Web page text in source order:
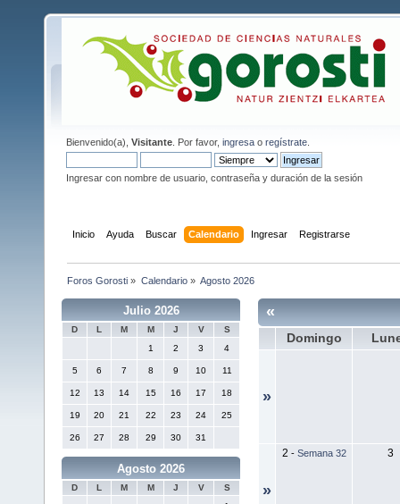
Bienvenido(a), Visitante . Por favor, ingresa o regístrate
Ingresar con nombre de usuario, contraseña y duración de la sesión
Inicio Ayuda Buscar Calendario Ingresar Registrarse
Foros Gorosti » Calendario» Agosto 2026
Julio 2026
D L M M J V
S
1
2 3 4
5 6 7 8 9 10 11
12 13 14 15 16 17 18
19 20 21 22 23 24 25
26 27 28 29 30 31
Agosto 2026
D L M M J V
S
«
Domingo
»
»
2 - Semana 32 3